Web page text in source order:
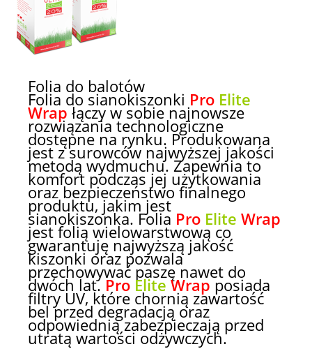
Folia do balotów
Folia do sianokiszonki Pro Elite
Wrapłączy w sobie najnowsze
rozwiązania technologiczne
dostępne na rynku. Produkowana
jest z surowców najwyższej jakości
metodą wydmuchu. Zapewnia to
komfort podczas jej użytkowania
oraz bezpieczeństwo finalnego
produktu, jakim jest
sianokiszonka. Folia Pro Elite Wrap
jest folią wielowarstwową co
gwarantuję najwyższą jakość
kiszonki oraz pozwala
przechowywać paszę nawet do
dwóch lat. Pro Elite Wrapposiada
filtry UV, które chornią zawartość
bel przed degradacją oraz
odpowiednią zabezpieczają przed
utratą wartości odżywczych.